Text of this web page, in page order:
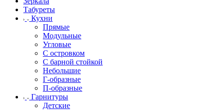
Табуреты
Кухни
Прямые
Модульные
Угловые
С островком
С барной стойкой
Небольшие
Г-образные
П-образные
Гарнитуры
Детские